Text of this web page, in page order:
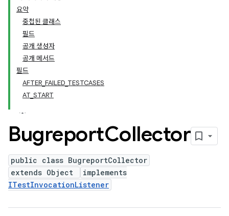
요약
중첩된 클래스
필드
공개 생성자
공개 메서드
필드
AFTER_FAILED_TESTCASES
AT_START
BugreportCollector
public class BugreportCollector
extends Object
implements
ITestInvocationListener